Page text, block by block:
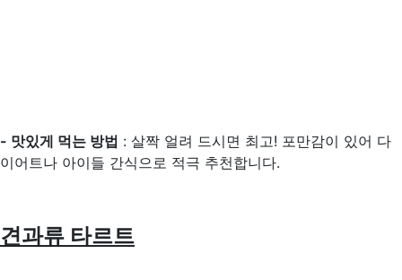
- 맛있게 먹는 방법 : 살짝 얼려 드시면 최고! 포만감이 있어 다
이어트나 아이들 간식으로 적극 추천합니다.
견과류 타르트